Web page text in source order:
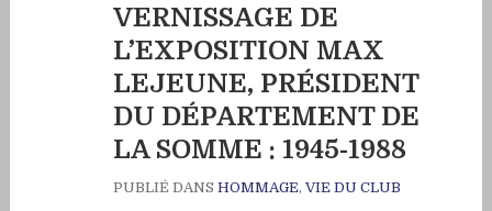
VERNISSAGE DE
L’EXPOSITION MAX
LEJEUNE, PRÉSIDENT
DU DÉPARTEMENT DE
LA SOMME : 1945-1988
PUBLIÉ DANS HOMMAGE, VIE DU CLUB